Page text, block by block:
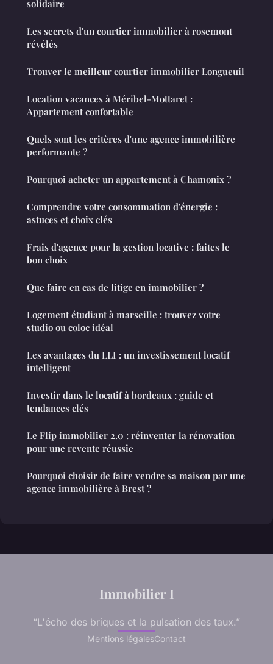
solidaire
Les secrets d'un courtier immobilier à rosemont
révélés
Trouver le meilleur courtier immobilier Longueuil
Location vacances à Méribel-Mottaret :
Appartement confortable
Quels sont les critères d'une agence immobilière
performante ?
Pourquoi acheter un appartement à Chamonix ?
Comprendre votre consommation d'énergie :
astuces et choix clés
Frais d'agence pour la gestion locative : faites le
bon choix
Que faire en cas de litige en immobilier ?
Logement étudiant à marseille : trouvez votre
studio ou coloc idéal
Les avantages du LLI : un investissement locatif
intelligent
Investir dans le locatif à bordeaux : guide et
tendances clés
Le Flip immobilier 2.0 : réinventer la rénovation
pour une revente réussie
Pourquoi choisir de faire vendre sa maison par une
agence immobilière à Brest ?
Immobilier I
“L'écho des briques et la pulsation des taux.”
Mentions légalesContact